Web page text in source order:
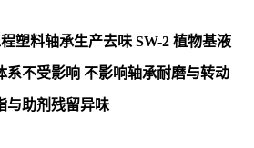
塑料轴承生产去味 SW-2 植物基液
系不受影响 不影响轴承耐磨与转动
与助剂残留异味